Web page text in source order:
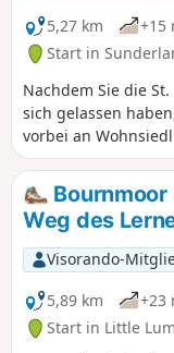
5,27 km
+15
Start in
Nachdem Sie die
sich gelassen
vorbei an
sie wieder in Dörfer
endet.
Weg des
Visorando-
5,89 km
+23
Start in Little